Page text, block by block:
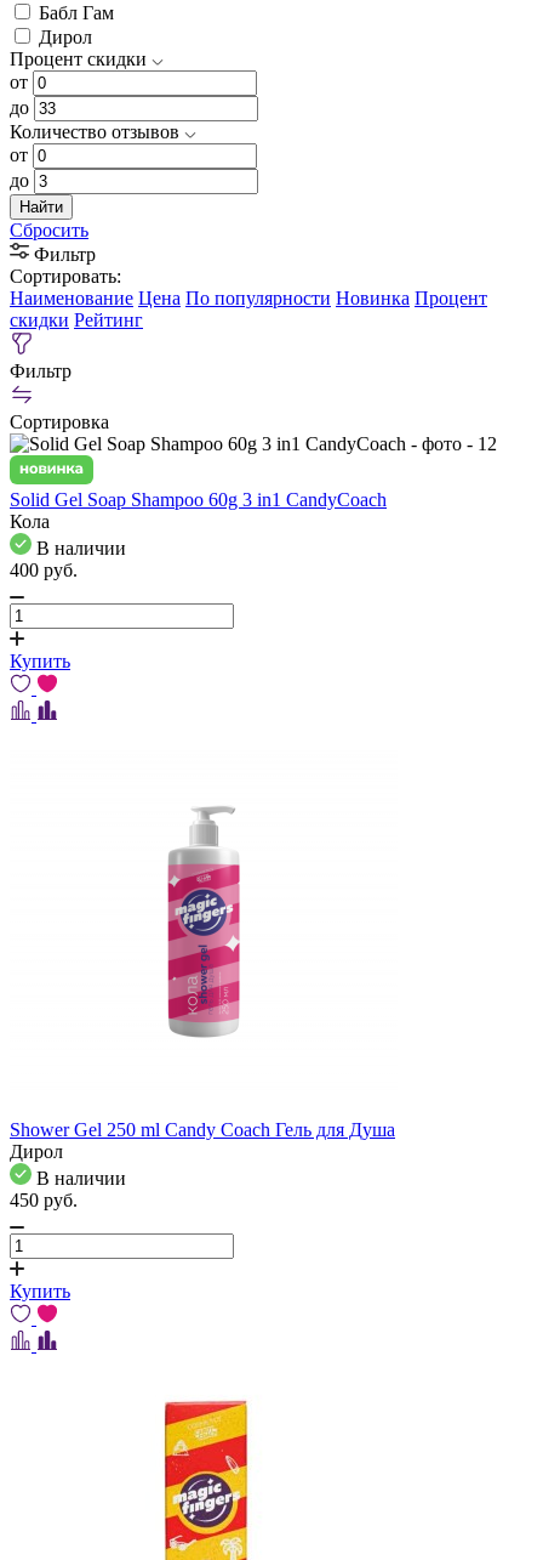
Бабл Гам
Дирол
Процент скидки
от
до
Количество отзывов
от
до
Найти
Сбросить
Фильтр
Сортировать:
Наименование Цена По популярности Новинка Процент
скидки Рейтинг
Фильтр
Сортировка
Solid Gel Soap Shampoo 60g 3 in1 CandyCoach
Кола
В наличии
400 pуб.
Купить
Shower Gel 250 ml Candy Coach Гель для Душа
Дирол
В наличии
450 pуб.
Купить